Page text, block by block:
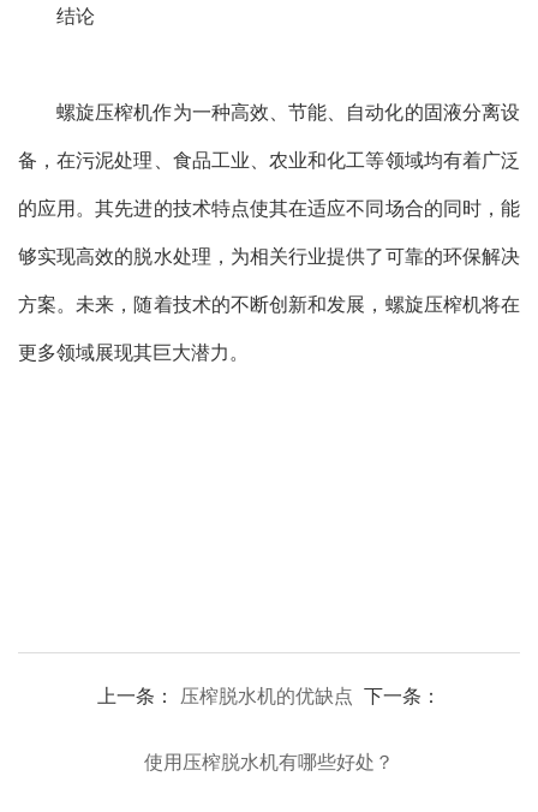
结论
螺旋压榨机作为一种高效、节能、自动化的固液分离设
备，在污泥处理、食品工业、农业和化工等领域均有着广泛
的应用。其先进的技术特点使其在适应不同场合的同时，能
够实现高效的脱水处理，为相关行业提供了可靠的环保解决
方案。未来，随着技术的不断创新和发展，螺旋压榨机将在
更多领域展现其巨大潜力。
上一条： 压榨脱水机的优缺点 下一条：
使用压榨脱水机有哪些好处？